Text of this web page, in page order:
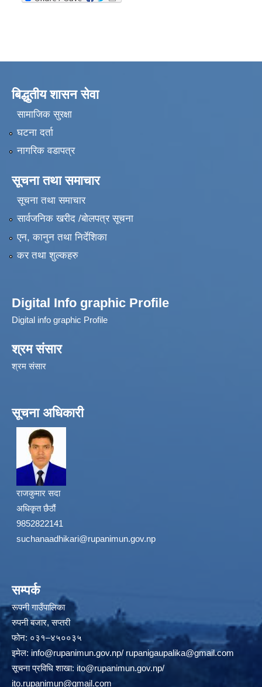
बिद्धुतीय शासन सेवा
सामाजिक सुरक्षा
घटना दर्ता
नागरिक वडापत्र
सूचना तथा समाचार
सूचना तथा समाचार
सार्वजनिक खरीद /बोलपत्र सूचना
एन, कानुन तथा निर्देशिका
कर तथा शुल्कहरु
Digital Info graphic Profile
Digital info graphic Profile
श्रम संसार
श्रम संसार
सूचना अधिकारी
राजकुमार सदा
अधिकृत छैठौं
9852822141
suchanaadhikari@rupanimun.gov.np
सम्पर्क
रूपनी गाउँपालिका
रुपनी बजार, सप्तरी
फोन: ०३१–४५००३५
इमेल: info@rupanimun.gov.np/ rupanigaupalika@gmail.com
सूचना प्रविधि शाखा: ito@rupanimun.gov.np/
ito.rupanimun@gmail.com